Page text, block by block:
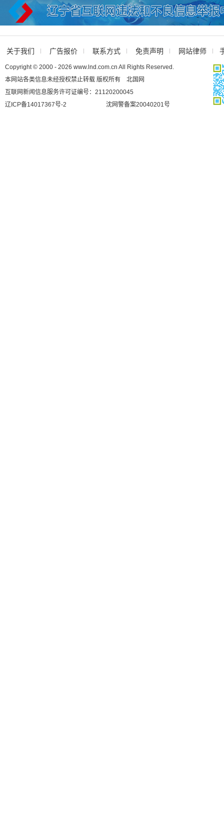
关于我们 广告报价 联系方式 免责声明 网站律师
Copyright © 2000 - 2026 www.lnd.com.cn All Rights Reserved.
本网站各类信息未经授权禁止转载 版权所有 北国网
互联网新闻信息服务许可证编号：21120200045
辽ICP备14017367号-2
沈网警备案20040201号